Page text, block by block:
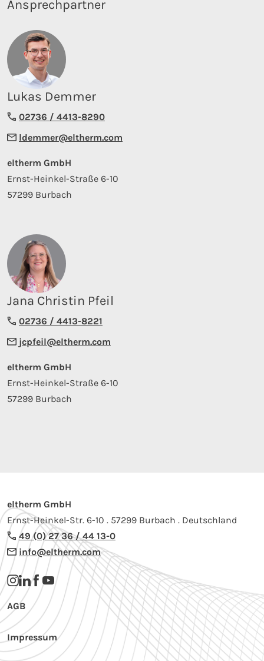
Ansprechpartner
Lukas Demmer
02736 / 4413-8290
ldemmer@eltherm.com
eltherm GmbH
Ernst-Heinkel-Straße 6-10
57299 Burbach
Jana Christin Pfeil
02736 / 4413-8221
jcpfeil@eltherm.com
eltherm GmbH
Ernst-Heinkel-Straße 6-10
57299 Burbach
eltherm GmbH
Ernst-Heinkel-Str. 6-10 . 57299 Burbach . Deutschland
49 (0) 27 36 / 44 13-0
info@eltherm.com
AGB
Impressum